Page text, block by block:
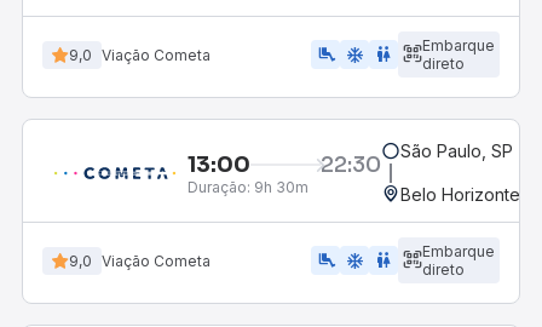
9,0 Viação Cometa airline_seat_legroom_extra ac_unit WC
Embarque
direto
13:00 22:30
Duração: 9h 30m
São Paulo, SP -
Belo Horizonte,
9,0 Viação Cometa airline_seat_legroom_extra ac_unit wc
Embarque
direto